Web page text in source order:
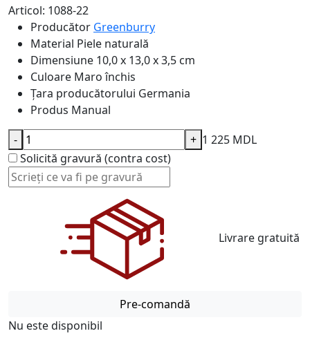
Articol: 1088-22
Producător Greenburry
Material Piele naturală
Dimensiune 10,0 x 13,0 x 3,5 cm
Culoare Maro închis
Țara producătorului Germania
Produs Manual
1 225 MDL
Solicită gravură (contra cost)
- +
Livrare gratuită
Pre-comandă
Nu este disponibil